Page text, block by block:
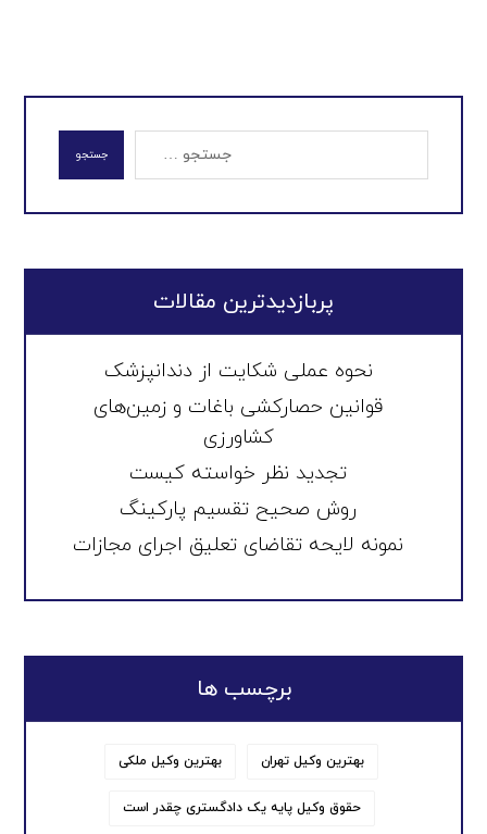
جستجو
پربازدیدترین مقالات
نحوه عملی شکایت از دندانپزشک
قوانین حصارکشی باغات و زمین‌های
کشاورزی
تجدید نظر خواسته کیست
روش صحیح تقسیم پارکینگ
نمونه لایحه تقاضای تعلیق اجرای مجازات
برچسب ها
بهترین وکیل تهران بهترین وکیل ملکی
حقوق وکیل پایه یک دادگستری چقدر است